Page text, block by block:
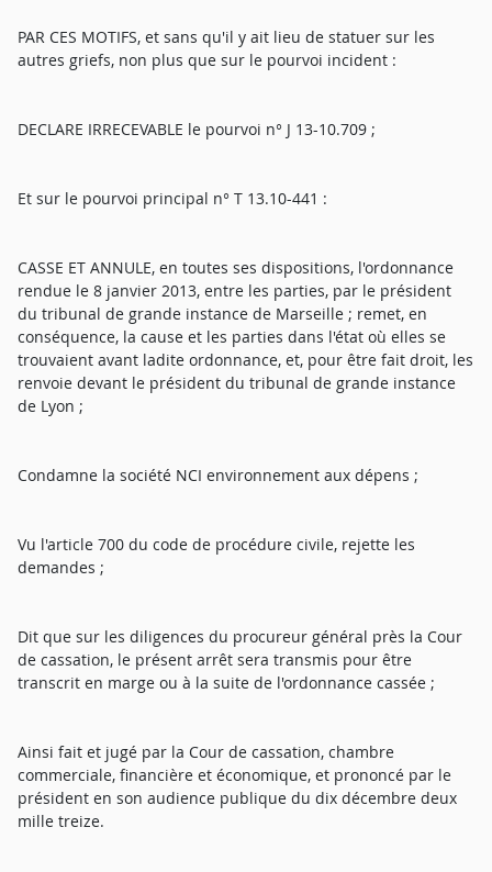
PAR CES MOTIFS, et sans qu'il y ait lieu de statuer sur les
autres griefs, non plus que sur le pourvoi incident :
DECLARE IRRECEVABLE le pourvoi n° J 13-10.709 ;
Et sur le pourvoi principal n° T 13.10-441 :
CASSE ET ANNULE, en toutes ses dispositions, l'ordonnance
rendue le 8 janvier 2013, entre les parties, par le président
du tribunal de grande instance de Marseille ; remet, en
conséquence, la cause et les parties dans l'état où elles se
trouvaient avant ladite ordonnance, et, pour être fait droit, les
renvoie devant le président du tribunal de grande instance
de Lyon ;
Condamne la société NCI environnement aux dépens ;
Vu l'article 700 du code de procédure civile, rejette les
demandes ;
Dit que sur les diligences du procureur général près la Cour
de cassation, le présent arrêt sera transmis pour être
transcrit en marge ou à la suite de l'ordonnance cassée ;
Ainsi fait et jugé par la Cour de cassation, chambre
commerciale, financière et économique, et prononcé par le
président en son audience publique du dix décembre deux
mille treize.